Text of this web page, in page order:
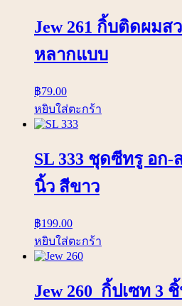
Jew 261 กิ้บติดผมส
หลากแบบ
฿79.00
หยิบใส่ตะกร้า
SL 333 ชุดซีทรู อก-
นิ้ว สีขาว
฿199.00
หยิบใส่ตะกร้า
Jew 260 กิ้ปเซท 3